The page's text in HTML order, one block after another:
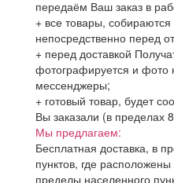
передаём Ваш заказ в
+ все товары,
непосредственно перед
+ перед доставкой
фотографируется и фото
мессенджеры;
+ готовый товар, будет
Вы заказали (в пределах
Мы предлагаем:
Бесплатная доставка, в
пунктов, где расположены
пределы населенного